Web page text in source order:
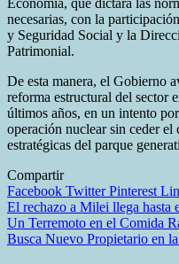
Economía, que dictará las
necesarias, con la
y Seguridad Social y la
Patrimonial.
De esta manera, el Gobierno
reforma estructural del sector
últimos años, en un intento
operación nuclear sin ceder
estratégicas del parque
Compartir
Facebook TwitterPinterest
Navegación
de
El rechazo a Milei llega hasta
Un Terremoto en el Comida
Busca Nuevo Propietario en